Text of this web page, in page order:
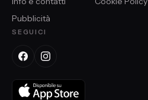
Pubblicità
SEGUICI